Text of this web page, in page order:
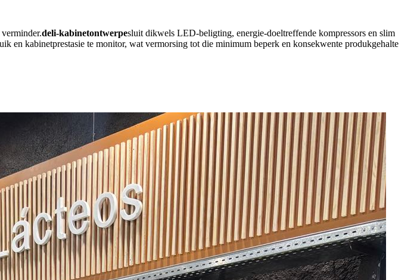
deli-kabinetontwerpesluit dikwels LED-beligting, energie-doeltreffende kompressors en slim
en kabinetprestasie te monitor, wat vermorsing tot die minimum beperk en konsekwente produkgehalte